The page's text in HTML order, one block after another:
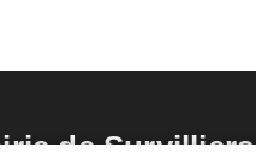
de Survilliers